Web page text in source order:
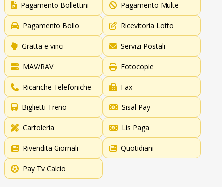
Pagamento Bollettini Pagamento Multe
Pagamento Bollo Ricevitoria Lotto
Gratta e vinci Servizi Postali
MAV/RAV Fotocopie
Ricariche Telefoniche Fax
Biglietti Treno Sisal Pay
Cartoleria Lis Paga
Rivendita Giornali Quotidiani
Pay Tv Calcio